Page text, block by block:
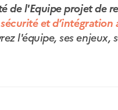
de l'Equipe projet de
et
l'équipe, ses enjeux,